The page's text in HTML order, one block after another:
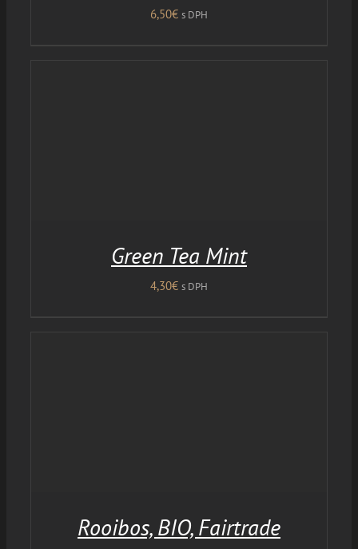
6,50€ s DPH
Green Tea Mint
4,30€ s DPH
Rooibos, BIO, Fairtrade